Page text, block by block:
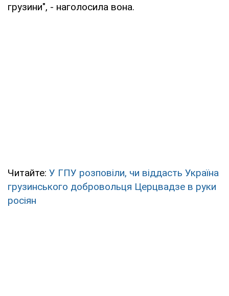
грузини", - наголосила вона.
Читайте: У ГПУ розповіли, чи віддасть Україна
грузинського добровольця Церцвадзе в руки
росіян